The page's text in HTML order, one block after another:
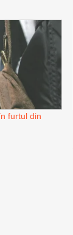
furtul din